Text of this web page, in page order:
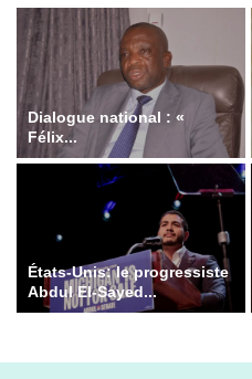
Dialogue national : «
Félix...
États-Unis: le progressiste
Abdul El-Sayed...